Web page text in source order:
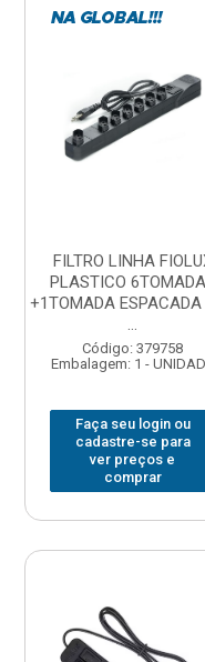
FILTRO LINHA
PLASTICO
+1TOMADA
...
Código: 379758
Embalagem: 1 -
Faça seu login ou
cadastre-se para
ver preços e
comprar